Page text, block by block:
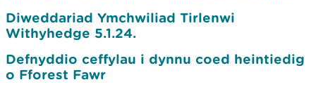
Diweddariad Ymchwiliad Tirlenwi
Withyhedge 5.1.24.
Defnyddio ceffylau i dynnu coed heintiedig
o Fforest Fawr